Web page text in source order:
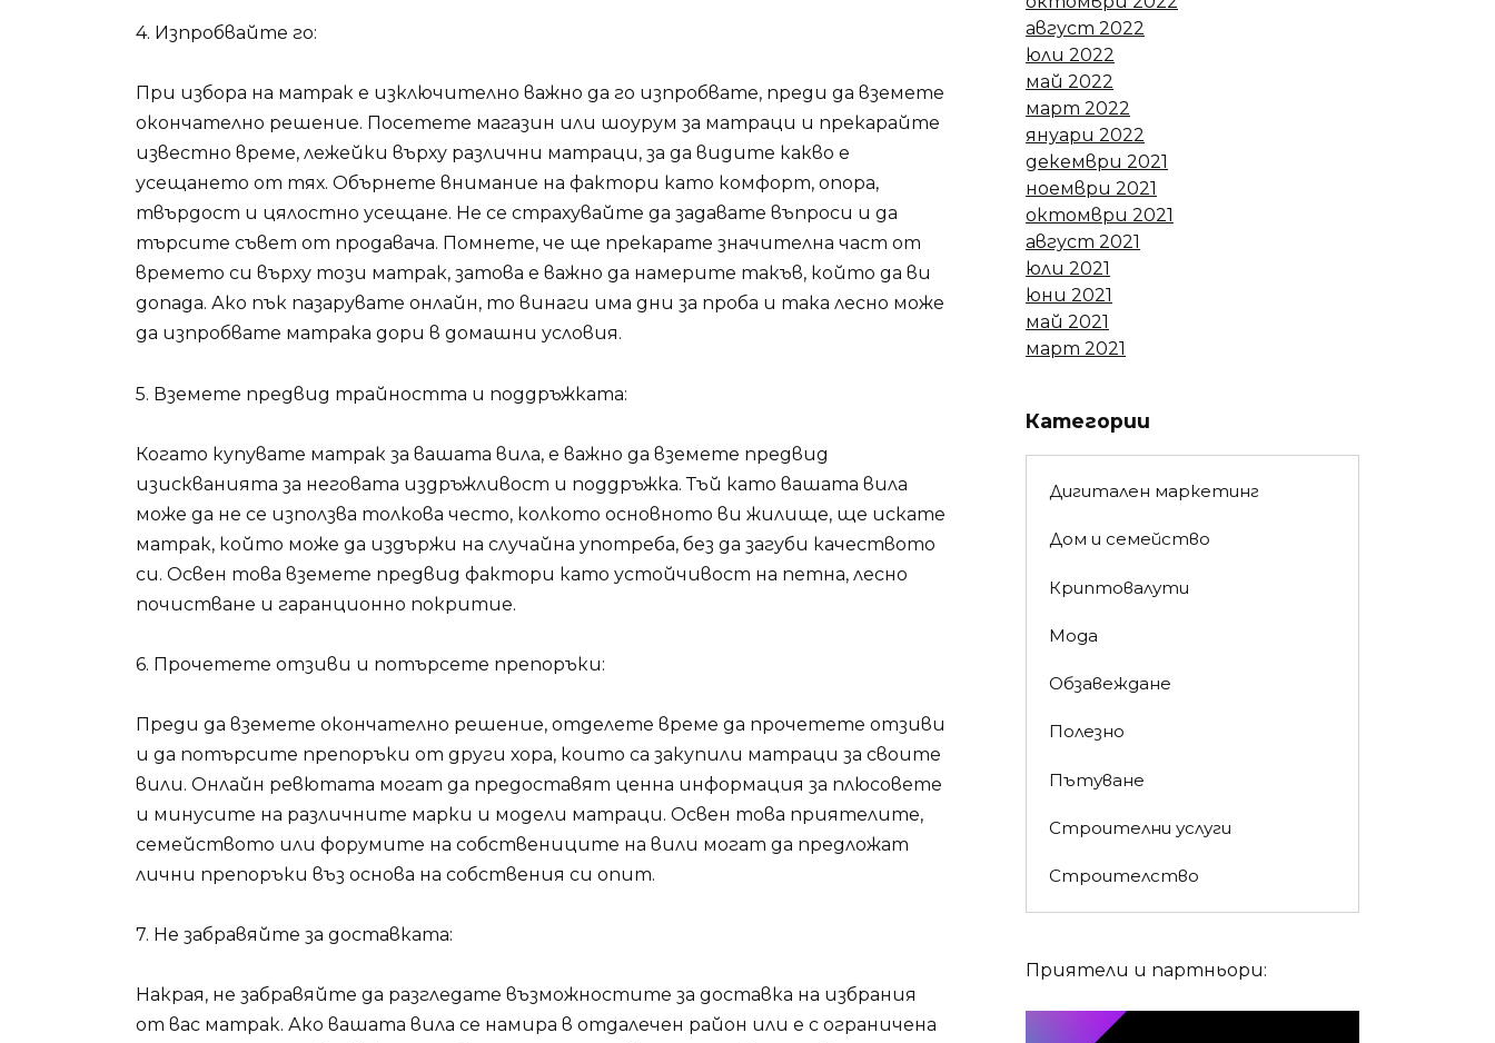
4. Изпробвайте го:
При избора на матрак е изключително важно да го изпробвате, преди да вземете
окончателно решение. Посетете магазин или шоурум за матраци и прекарайте
известно време, лежейки върху различни матраци, за да видите какво е
усещането от тях. Обърнете внимание на фактори като комфорт, опора,
твърдост и цялостно усещане. Не се страхувайте да задавате въпроси и да
търсите съвет от продавача. Помнете, че ще прекарате значителна част от
времето си върху този матрак, затова е важно да намерите такъв, който да ви
допада. Ако пък пазарувате онлайн, то винаги има дни за проба и така лесно може
да изпробвате матрака дори в домашни условия.
5. Вземете предвид трайността и поддръжката:
Когато купувате матрак за вашата вила, е важно да вземете предвид
изискванията за неговата издръжливост и поддръжка. Тъй като вашата вила
може да не се използва толкова често, колкото основното ви жилище, ще искате
матрак, който може да издържи на случайна употреба, без да загуби качеството
си. Освен това вземете предвид фактори като устойчивост на петна, лесно
почистване и гаранционно покритие.
6. Прочетете отзиви и потърсете препоръки:
Преди да вземете окончателно решение, отделете време да прочетете отзиви
и да потърсите препоръки от други хора, които са закупили матраци за своите
вили. Онлайн ревютата могат да предоставят ценна информация за плюсовете
и минусите на различните марки и модели матраци. Освен това приятелите,
семейството или форумите на собствениците на вили могат да предложат
лични препоръки въз основа на собствения си опит.
7. Не забравяйте за доставката:
Накрая, не забравяйте да разгледате възможностите за доставка на избрания
от вас матрак. Ако вашата вила се намира в отдалечен район или е с ограничена
август 2022
юли 2022
май 2022
март 2022
януари 2022
декември 2021
ноември 2021
октомври 2021
август 2021
юли 2021
юни 2021
май 2021
март 2021
Категории
Дигитален маркетинг
Дом и семейство
Криптовалути
Мода
Обзавеждане
Полезно
Пътуване
Строителни услуги
Строителство
Приятели и партньори: